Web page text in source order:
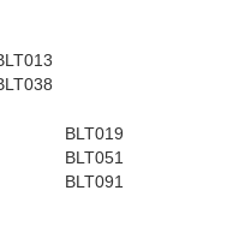
BLT019
BLT051
BLT091